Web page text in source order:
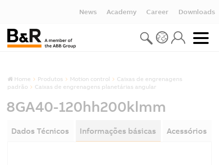
News Academy Career Downloads
Home Produtos Motion control
Caixas de engrenagens
padrão
Caixas de engrenagens planetárias angular
8GA40-120hh200klmm
Dados Técnicos Informações básicas Acessórios